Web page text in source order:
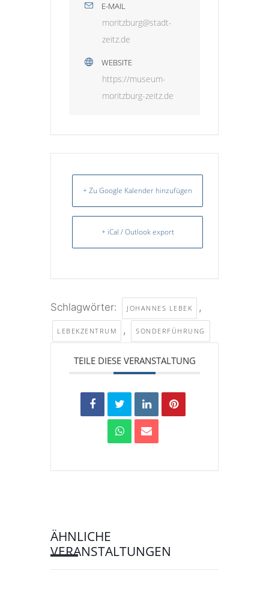
E-MAIL
moritzburg@stadt-
zeitz.de
WEBSITE
https://museum-
moritzburg-zeitz.de
+ Zu Google Kalender hinzufügen
+ iCal / Outlook export
Schlagwörter: JOHANNES LEBEK ,
LEBEKZENTRUM , SONDERFÜHRUNG
TEILE DIESE VERANSTALTUNG
ÄHNLICHE
VERANSTALTUNGEN